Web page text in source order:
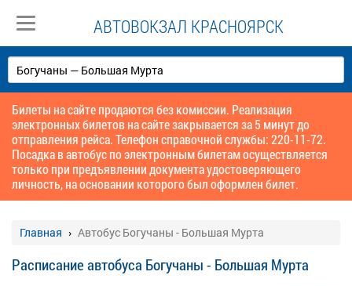
АВТОВОКЗАЛ КРАСНОЯРСК
Билеты на сайте продаются без комиссии. Реализация
электронных билетов на сайте закрывается за 5 минут до
отправления рейса. Телефон справочной службы: 220-11-72.
Посадка в автобус по электронным билетам осуществляется
только при предъявлении документа удостоверяющего
личность, на основании которого был оформлен билет.
Главная Автобус Богучаны - Большая Мурта
Расписание автобуса Богучаны - Большая Мурта